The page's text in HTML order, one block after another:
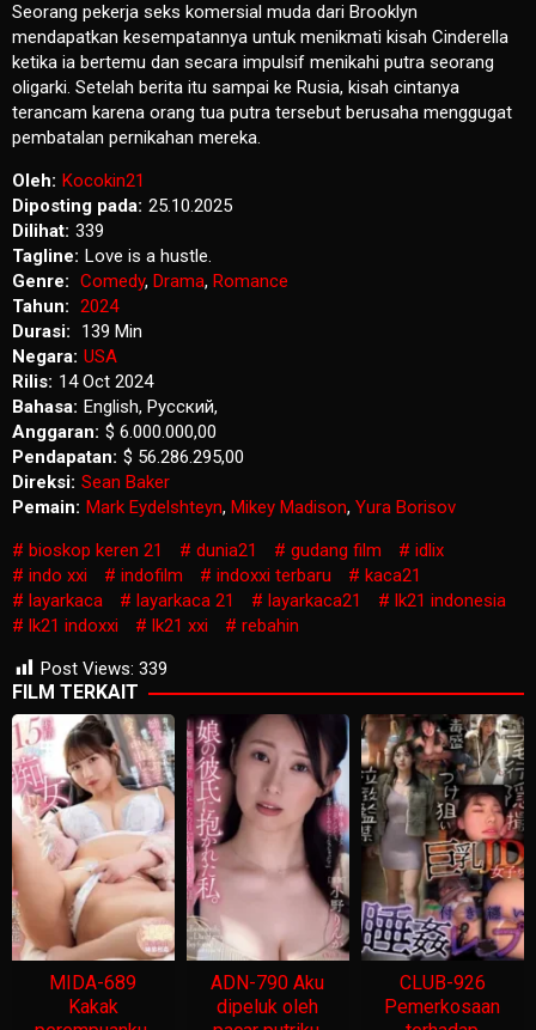
Seorang pekerja seks komersial muda dari Brooklyn
mendapatkan kesempatannya untuk menikmati kisah Cinderella
ketika ia bertemu dan secara impulsif menikahi putra seorang
oligarki. Setelah berita itu sampai ke Rusia, kisah cintanya
terancam karena orang tua putra tersebut berusaha menggugat
pembatalan pernikahan mereka.
Oleh: Kocokin21
Diposting pada: 25.10.2025
Dilihat: 339
Tagline: Love is a hustle.
Genre: Comedy, Drama, Romance
Tahun: 2024
Durasi:
139 Min
Negara: USA
Rilis: 14 Oct 2024
Bahasa: English, Pусский,
Anggaran: $ 6.000.000,00
Pendapatan: $ 56.286.295,00
Direksi: Sean Baker
Pemain: Mark Eydelshteyn, Mikey Madison, Yura Borisov
bioskop keren 21
dunia21 gudang film
idlix
indo xxi
indofilm indoxxi terbaru
kaca21
layarkaca
layarkaca 21 layarkaca21
lk21 indonesia
lk21 indoxxi
lk21 xxi
rebahin
Post Views: 339
FILM TERKAIT
MIDA-689
Kakak
ADN-790 Aku
dipeluk oleh
CLUB-926
Pemerkosaan